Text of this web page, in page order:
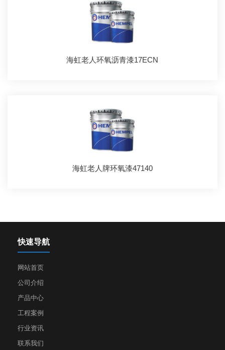
海虹老人环氧沥青漆17ECN
海虹老人牌环氧漆47140
快速导航
网站首页
公司介绍
产品中心
工程案例
行业资讯
联系我们